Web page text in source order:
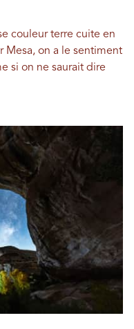
couleur terre cuite en
Mesa, on a le sentiment
si on ne saurait dire